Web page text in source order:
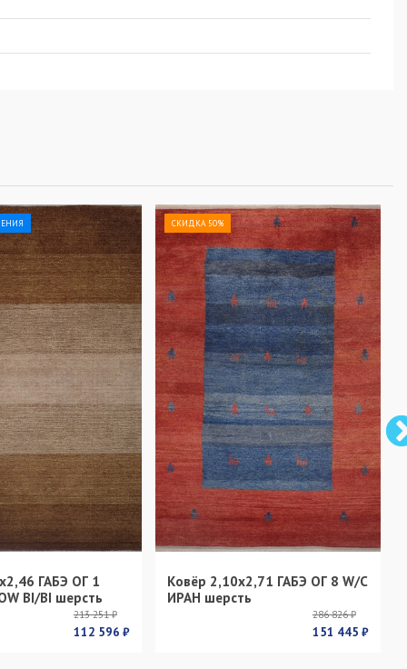
ГАБЭ ОГ 1
BI/BI шерсть
213 251 ₽
112 596 ₽
СКИДКА 50%
Ковёр 2,10х2,71 ГАБЭ ОГ 8 W/C
ИРАН шерсть
286 826 ₽
151 445 ₽